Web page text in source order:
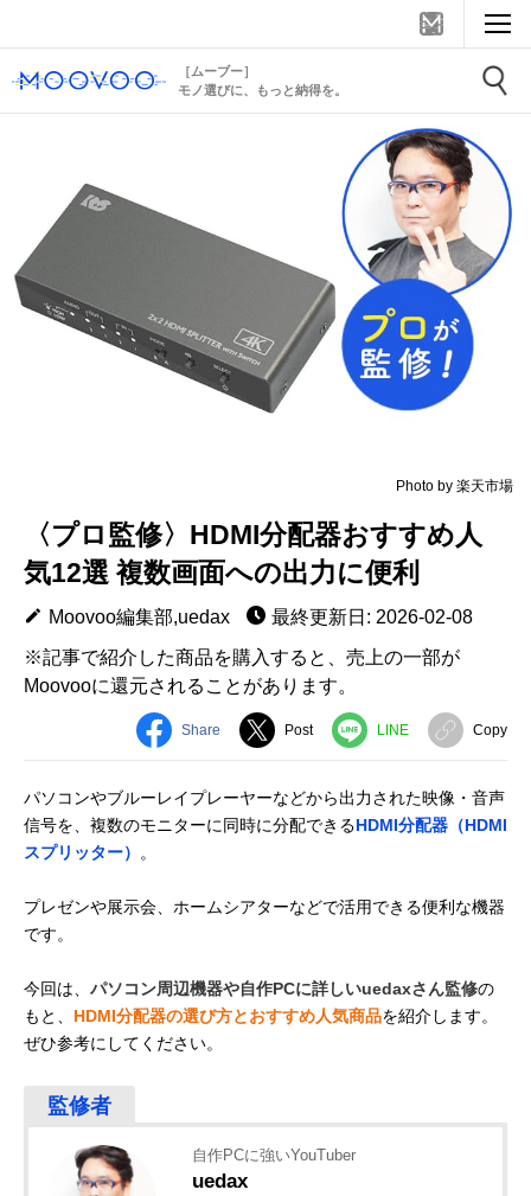
［ムーブー］
モノ選びに、もっと納得を。
Photo by 楽天市場
〈プロ監修〉HDMI分配器おすすめ人
気12選 複数画面への出力に便利
Moovoo編集部,uedax
最終更新日: 2026-02-08
※記事で紹介した商品を購入すると、売上の一部が
Moovooに還元されることがあります。
Share Post LINE Copy
パソコンやブルーレイプレーヤーなどから出力された映像・音声
信号を、複数のモニターに同時に分配できるHDMI分配器（HDMI
スプリッター）
。
プレゼンや展示会、ホームシアターなどで活用できる便利な機器
です。
今回は、 パソコン周辺機器や自作PCに詳しいuedaxさん監修の
もと、 HDMI分配器の選び方とおすすめ人気商品を紹介します。
ぜひ参考にしてください。
自作PCに強いYouTuber
uedax